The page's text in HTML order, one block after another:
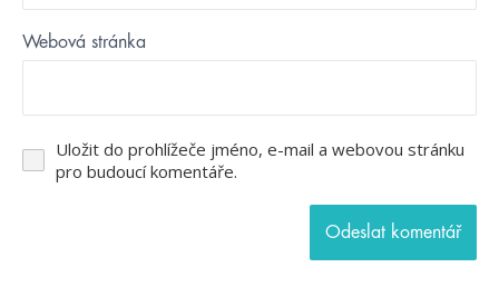
Webová stránka
Uložit do prohlížeče jméno, e-mail a webovou stránku
pro budoucí komentáře.